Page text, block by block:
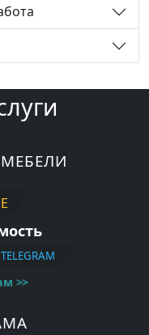
TELEGRAM
>>